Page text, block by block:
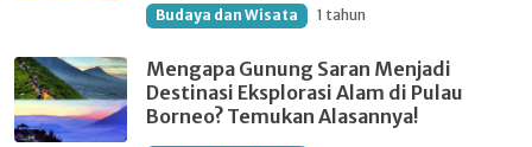
Budaya dan Wisata 1 tahun
Mengapa Gunung Saran Menjadi
Destinasi Eksplorasi Alam di Pulau
Borneo? Temukan Alasannya!